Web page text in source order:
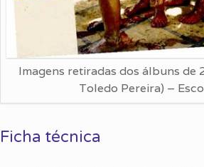
Imagens retiradas dos álbuns de
Toledo Pereira) –
Ficha técnica